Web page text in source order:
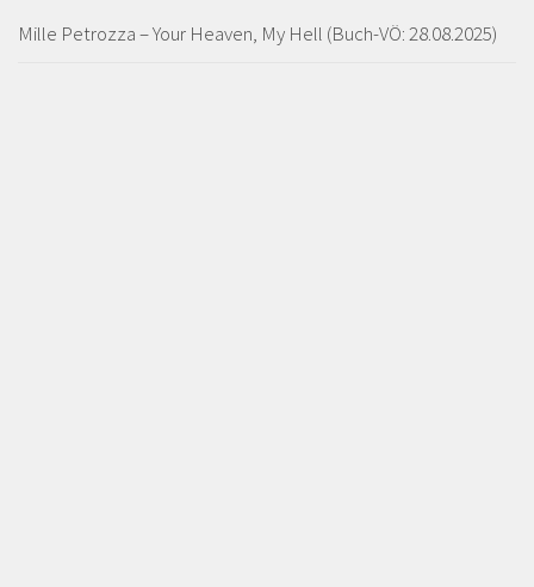
Mille Petrozza – Your Heaven, My Hell (Buch-VÖ: 28.08.2025)